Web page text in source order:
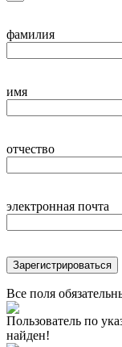
фамилия
имя
отчество
электронная почта
Зарегистрироваться
Все поля
Пользователь по
найден!